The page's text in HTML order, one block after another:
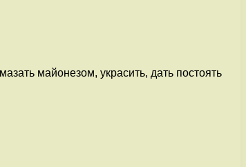
майонезом, украсить, дать постоять